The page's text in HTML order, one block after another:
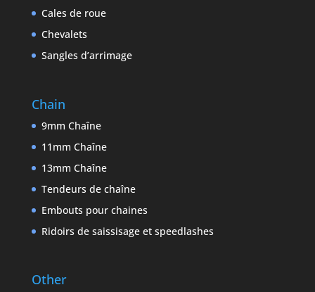
Cales de roue
Chevalets
Sangles d’arrimage
Chain
9mm Chaîne
11mm Chaîne
13mm Chaîne
Tendeurs de chaîne
Embouts pour chaines
Ridoirs de saissisage et speedlashes
Other